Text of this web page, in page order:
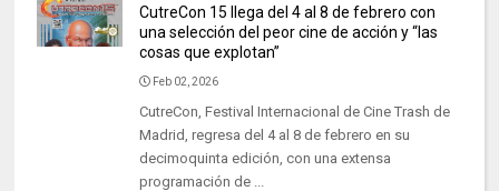
CutreCon 15 llega del 4 al 8 de febrero con
una selección del peor cine de acción y “las
cosas que explotan”
Feb 02, 2026
CutreCon, Festival Internacional de Cine Trash de
Madrid, regresa del 4 al 8 de febrero en su
decimoquinta edición, con una extensa
programación de ...